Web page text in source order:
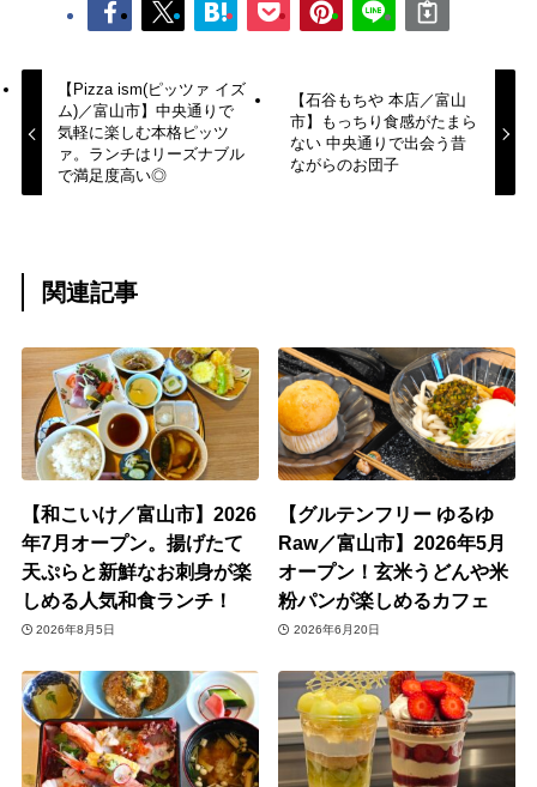
【Pizza ism(ピッツァ イズ
ム)／富山市】中央通りで
気軽に楽しむ本格ピッツ
ァ。ランチはリーズナブル
で満足度高い◎
【石谷もちや 本店／富山
市】もっちり食感がたまら
ない 中央通りで出会う昔
ながらのお団子
関連記事
【和こいけ／富山市】2026
年7月オープン。揚げたて
天ぷらと新鮮なお刺身が楽
しめる人気和食ランチ！
2026年8月5日
【グルテンフリー ゆるゆ
Raw／富山市】2026年5月
オープン！玄米うどんや米
粉パンが楽しめるカフェ
2026年6月20日